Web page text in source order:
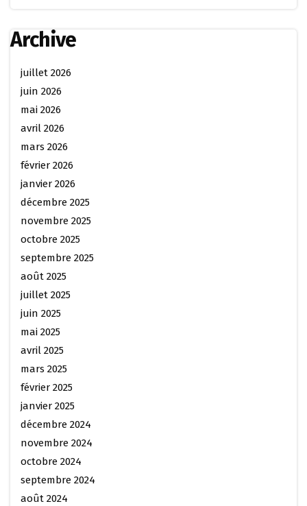
Archive
juillet 2026
juin 2026
mai 2026
avril 2026
mars 2026
février 2026
janvier 2026
décembre 2025
novembre 2025
octobre 2025
septembre 2025
août 2025
juillet 2025
juin 2025
mai 2025
avril 2025
mars 2025
février 2025
janvier 2025
décembre 2024
novembre 2024
octobre 2024
septembre 2024
août 2024